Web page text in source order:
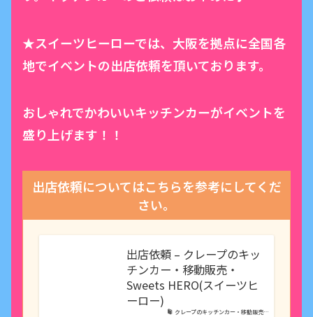
★スイーツヒーローでは、大阪を拠点に全国各
地でイベントの出店依頼を頂いております。
おしゃれでかわいいキッチンカーがイベントを
盛り上げます！！
出店依頼についてはこちらを参考にしてくだ
さい。
クレープのキッチンカー・移動販売…
出店依頼 – クレープのキッ
チンカー・移動販売・
Sweets HERO(スイーツヒ
ーロー)